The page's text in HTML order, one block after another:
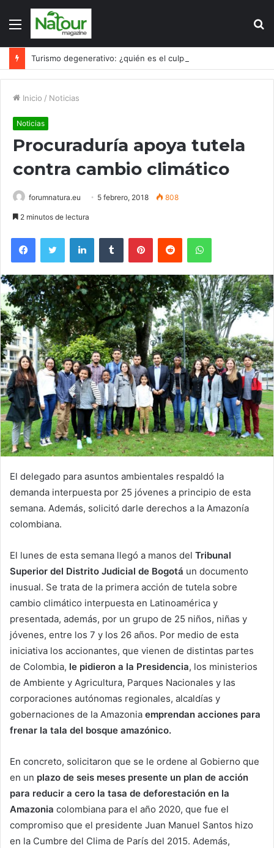
Menú
Inicio / Noticias
Noticias
Procuraduría apoya tutela
contra cambio climático
forumnatura.eu 5 febrero, 2018 808
2 minutos de lectura
FacebookTwitter LinkedInTumblr PinterestReddit WhatsApp
El delegado para asuntos ambientales respaldó la
demanda interpuesta por 25 jóvenes a principio de esta
semana. Además, solicitó darle derechos a la Amazonía
colombiana.
El lunes de esta semana llegó a manos del Tribunal
Superior del Distrito Judicial de Bogotá un documento
inusual. Se trata de la primera acción de tutela sobre
cambio climático interpuesta en Latinoamérica y
presentada, además, por un grupo de 25 niños, niñas y
jóvenes, entre los 7 y los 26 años. Por medio de esta
iniciativa los accionantes, que vienen de distintas partes
de Colombia, le pidieron a la Presidencia, los ministerios
de Ambiente y Agricultura, Parques Nacionales y las
corporaciones autónomas regionales, alcaldías y
gobernaciones de la Amazonia emprendan acciones para
frenar la tala del bosque amazónico.
En concreto, solicitaron que se le ordene al Gobierno que
en un plazo de seis meses presente un plan de acción
para reducir a cero la tasa de deforestación en la
Amazonia colombiana para el año 2020, que fue el
compromiso que el presidente Juan Manuel Santos hizo
en la Cumbre del Clima de París del 2015. Además,